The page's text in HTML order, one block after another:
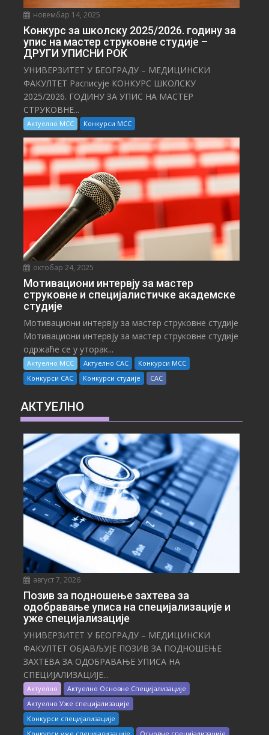
новембар 14, 2025
Конкурс за школску 2025/⁠2026. годину за
упис на мастер струковне студије –
ДРУГИ УПИСНИ РОК
УНИВЕРЗИТЕТ У БЕОГРАДУ – МЕДИЦИНСКИ
ФАКУЛТЕТ Расписује КОНКУРС ШКОЛСКУ
2025/⁠2026. ГОДИНУ ЗА УПИС НА МАСТЕР
СТРУКОВНЕ...
Актуелно МСС Конкурси МСС
октобар 24, 2025
Мотивациони интервју за мастер
струковне и специјалистичке академске
студије
Мотивациони интервју за мастер струковне студије
Мотивациони интервју за мастер струковне студије
одржаће се у уторак...
Актуелно МСС Актуелно САС
Конкурси МСС
Конкурси САС
Конкурси студије САС
АКТУЕЛНО
август 7, 2026
Позив за подношење захтева за
одобравање уписа на специјализације и
уже специјализације
УНИВЕРЗИТЕТ У БЕОГРАДУ – МЕДИЦИНСКИ
ФАКУЛТЕТ ОБЈАВЉУЈЕ ПОЗИВ ЗА ПОДНОШЕЊЕ
ЗАХТЕВА ЗА ОДОБРАВАЊЕ УПИСА НА
СПЕЦИЈАЛИЗАЦИЈЕ...
Актуелно
Актуелно Основне Специјализације
Актуелно Уже специјализације
Конкурси специјализације